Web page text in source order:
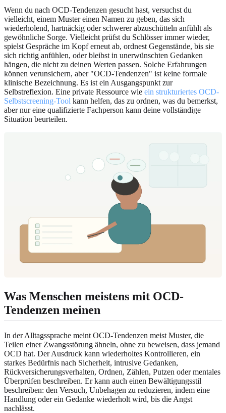
Wenn du nach OCD-Tendenzen gesucht hast, versuchst du
vielleicht, einem Muster einen Namen zu geben, das sich
wiederholend, hartnäckig oder schwerer abzuschütteln anfühlt als
gewöhnliche Sorge. Vielleicht prüfst du Schlösser immer wieder,
spielst Gespräche im Kopf erneut ab, ordnest Gegenstände, bis sie
sich richtig anfühlen, oder bleibst in unerwünschten Gedanken
hängen, die nicht zu deinen Werten passen. Solche Erfahrungen
können verunsichern, aber "OCD-Tendenzen" ist keine formale
klinische Bezeichnung. Es ist ein Ausgangspunkt zur
Selbstreflexion. Eine private Ressource wie ein strukturiertes OCD-
Selbstscreening-Tool kann helfen, das zu ordnen, was du bemerkst,
aber nur eine qualifizierte Fachperson kann deine vollständige
Situation beurteilen.
Was Menschen meistens mit OCD-
Tendenzen meinen
In der Alltagssprache meint OCD-Tendenzen meist Muster, die
Teilen einer Zwangsstörung ähneln, ohne zu beweisen, dass jemand
OCD hat. Der Ausdruck kann wiederholtes Kontrollieren, ein
starkes Bedürfnis nach Sicherheit, intrusive Gedanken,
Rückversicherungsverhalten, Ordnen, Zählen, Putzen oder mentales
Überprüfen beschreiben. Er kann auch einen Bewältigungsstil
beschreiben: den Versuch, Unbehagen zu reduzieren, indem eine
Handlung oder ein Gedanke wiederholt wird, bis die Angst
nachlässt.